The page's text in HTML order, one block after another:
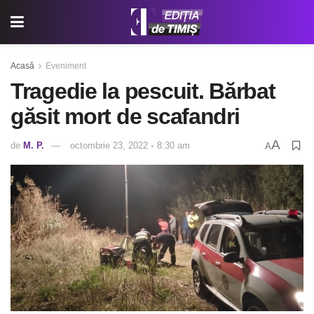
Acasă Eveniment
Tragedie la pescuit. Bărbat
găsit mort de scafandri
de M. P. octombrie 23, 2022 ◦ 8:30 am AA